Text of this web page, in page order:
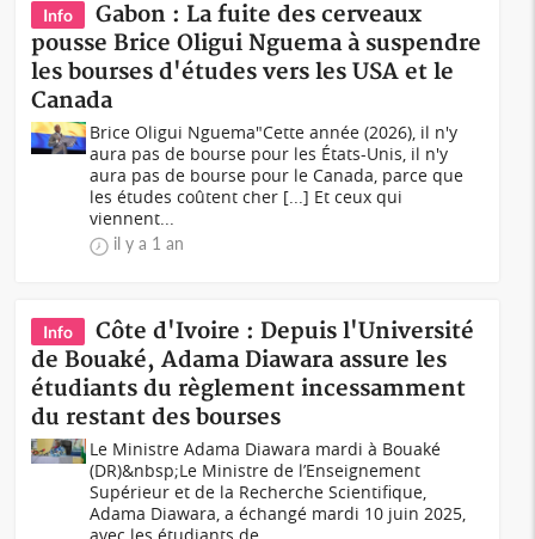
Info
Gabon : La fuite des cerveaux
pousse Brice Oligui Nguema à suspendre
les bourses d'études vers les USA et le
Canada
Brice Oligui Nguema"Cette année (2026), il n'y
aura pas de bourse pour les États-Unis, il n'y
aura pas de bourse pour le Canada, parce que
les études coûtent cher [...] Et ceux qui
viennent...
il y a 1 an
Info
Côte d'Ivoire : Depuis l'Université
de Bouaké, Adama Diawara assure les
étudiants du règlement incessamment
du restant des bourses
Le Ministre Adama Diawara mardi à Bouaké
(DR)&nbsp;Le Ministre de l’Enseignement
Supérieur et de la Recherche Scientifique,
Adama Diawara, a échangé mardi 10 juin 2025,